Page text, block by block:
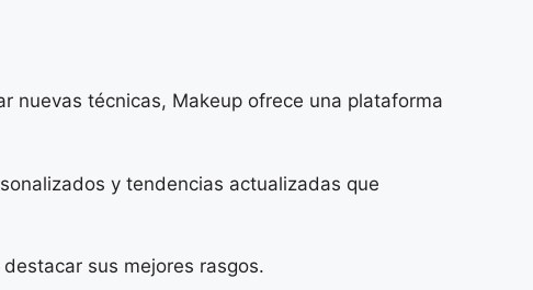
nuevas técnicas, Makeup ofrece una plataforma
y tendencias actualizadas que
sus mejores rasgos.